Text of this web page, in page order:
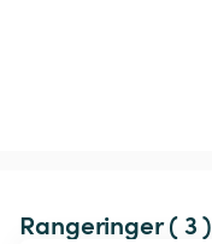
Rangeringer ( 3 )